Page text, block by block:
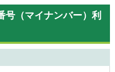
号（マイナンバー）利